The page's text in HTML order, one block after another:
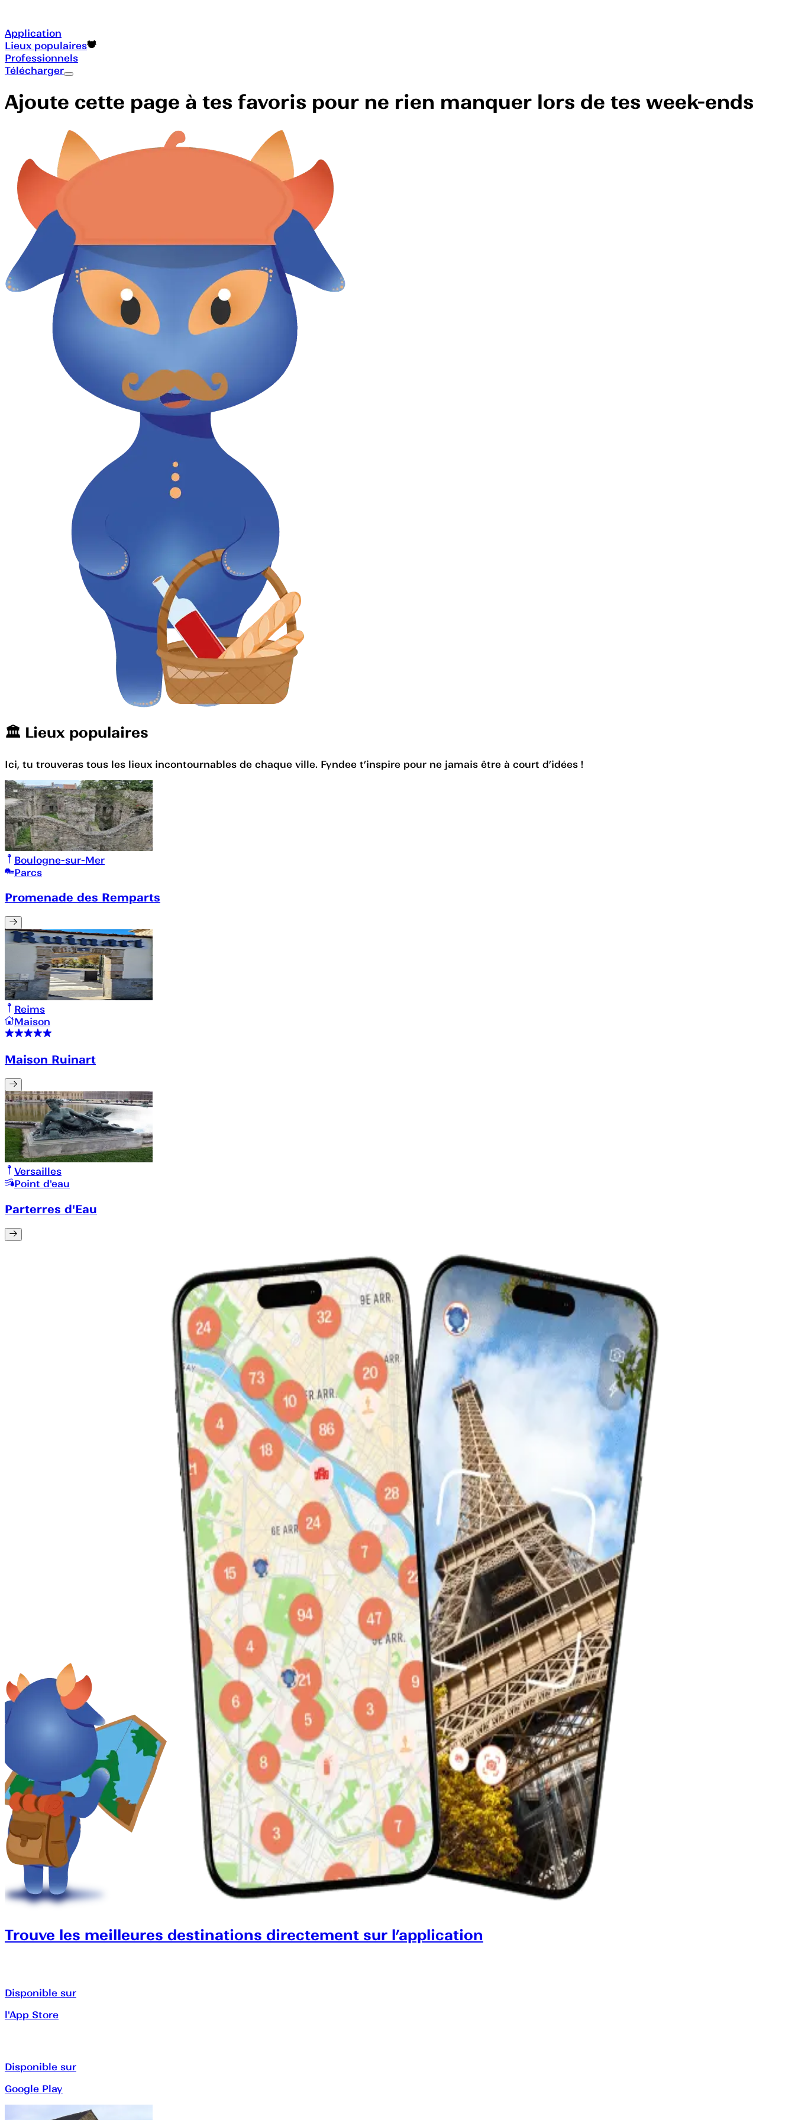
Application
Lieux populaires
Professionnels
Télécharger
Ajoute cette page à tes favoris pour ne rien manquer lors de tes week-ends
🏛️️ Lieux populaires
Ici, tu trouveras tous les lieux incontournables de chaque ville. Fyndee t’inspire pour ne jamais être à court d’idées !
Boulogne-sur-Mer
Parcs
Promenade des Remparts
Reims
Maison
Maison Ruinart
Versailles
Point d'eau
Parterres d'Eau
Trouve les meilleures destinations directement sur l’application
Disponible sur
l'App Store
Disponible sur
Google Play